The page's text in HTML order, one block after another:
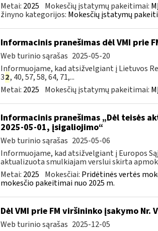
Metai: 2025 Mokesčių įstatymų pakeitimai:
žinyno kategorijos: Mokesčių įstatymų
Informacinis pranešimas dėl VMI prie
Web turinio sąrašas 2025-05-20
Informuojame, kad atsižvelgiant į Lietuvos
32, 40, 57, 58, 64, 71,...
Metai: 2025 Mokesčių įstatymų pakeitimai:
Informacinis pranešimas „Dėl teisės
2025-05-01, įsigaliojimo“
Web turinio sąrašas 2025-05-06
Informuojame, kad atsižvelgiant į Europos
aktualizuota smulkiajam verslui skirta
Metai: 2025 Mokesčiai: Pridėtinės vertės
mokesčio pakeitimai nuo 2025 m.
Dėl VMI prie FM viršininko įsakymo Nr.
Web turinio sąrašas 2025-12-05